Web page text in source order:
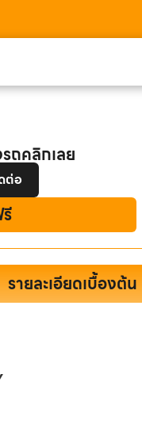
ถคลิกเลย
ต่อ
รายละเอียดเบื้องต้น